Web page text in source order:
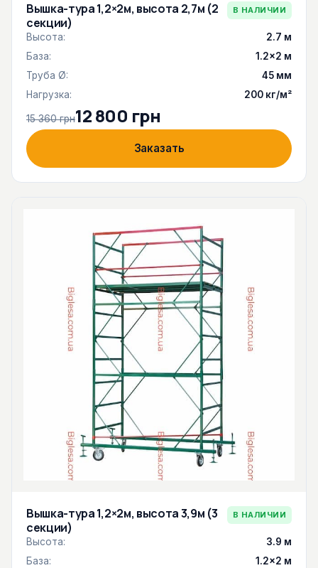
Вышка-тура 1,2×2м, высота 2,7м (2
секции)
В НАЛИЧИИ
Высота:
2.7 м
База:
1.2×2 м
Труба Ø:
45 мм
Нагрузка:
200 кг/м²
15 360 грн12 800 грн
Заказать
Вышка-тура 1,2×2м, высота 3,9м (3
секции)
В НАЛИЧИИ
Высота:
3.9 м
База:
1.2×2 м